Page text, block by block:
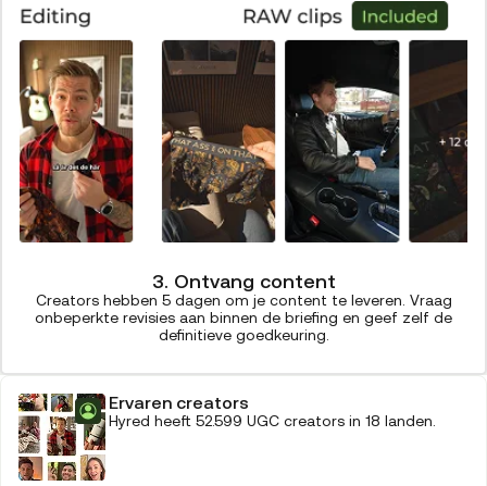
3. Ontvang content
Creators hebben 5 dagen om je content te leveren. Vraag
onbeperkte revisies aan binnen de briefing en geef zelf de
definitieve goedkeuring.
Ervaren creators
Hyred heeft 52.599 UGC creators in 18 landen.